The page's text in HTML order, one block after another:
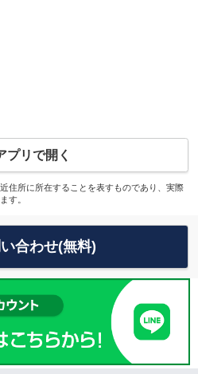
プリで開く
住所に所在することを表すものであり、実際
す。
合わせ(無料)